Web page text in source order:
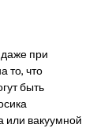
даже при
то, что
быть
или вакуумной